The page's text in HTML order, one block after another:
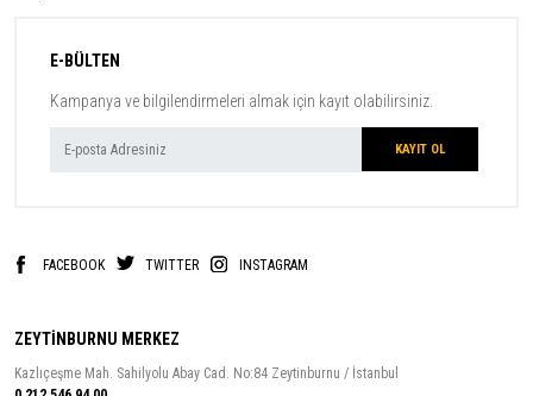
E-BÜLTEN
Kampanya ve bilgilendirmeleri almak için kayıt olabilirsiniz.
FACEBOOK TWITTER INSTAGRAM
ZEYTİNBURNU MERKEZ
Kazlıçeşme Mah. Sahilyolu Abay Cad. No:84 Zeytinburnu / İstanbul